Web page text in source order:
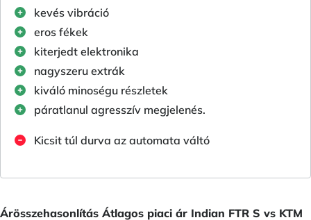
kevés vibráció
eros fékek
kiterjedt elektronika
nagyszeru extrák
kiváló minoségu részletek
páratlanul agresszív megjelenés.
Kicsit túl durva az automata váltó
Árösszehasonlítás Átlagos piaci ár Indian FTR S vs KTM